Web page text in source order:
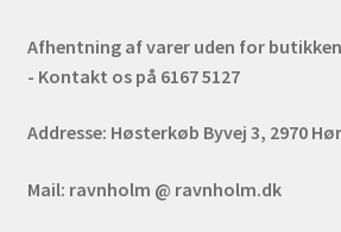
Afhentning af varer uden for
- Kontakt os på 6167 5127
Addresse: Høsterkøb Byvej 3, 2970
Mail: ravnholm @ ravnholm.dk